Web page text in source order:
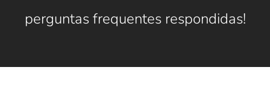
perguntas frequentes respondidas!